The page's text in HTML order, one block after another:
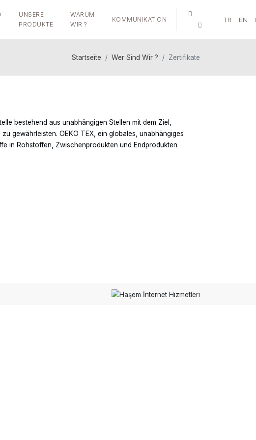
UNSERE
PRODUKTE
WARUM
WIR ?
KOMMUNIKATION TR EN
Startseite Wer Sind Wir ? Zertifikate
bestehend aus unabhängigen Stellen mit dem Ziel,
gewährleisten. OEKO TEX, ein globales, unabhängiges
in Rohstoffen, Zwischenprodukten und Endprodukten